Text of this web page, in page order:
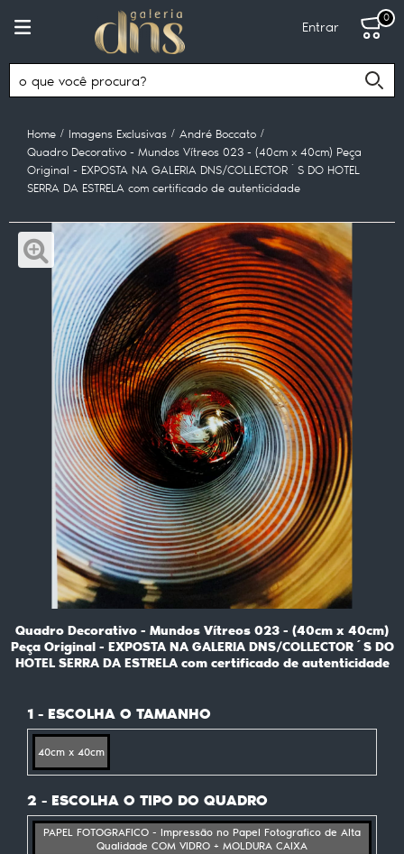
Entrar
0
Home Imagens Exclusivas
André Boccato
Quadro Decorativo - Mundos Vítreos 023 - (40cm x 40cm) Peça
Original - EXPOSTA NA GALERIA DNS/COLLECTOR´S DO HOTEL
SERRA DA ESTRELA com certificado de autenticidade
Quadro Decorativo - Mundos Vítreos 023 - (40cm x 40cm)
Peça Original - EXPOSTA NA GALERIA DNS/COLLECTOR´S DO
HOTEL SERRA DA ESTRELA com certificado de autenticidade
1 - ESCOLHA O TAMANHO
40cm x 40cm
2 - ESCOLHA O TIPO DO QUADRO
PAPEL FOTOGRAFICO - Impressão no Papel Fotografico de Alta
Qualidade COM VIDRO + MOLDURA CAIXA